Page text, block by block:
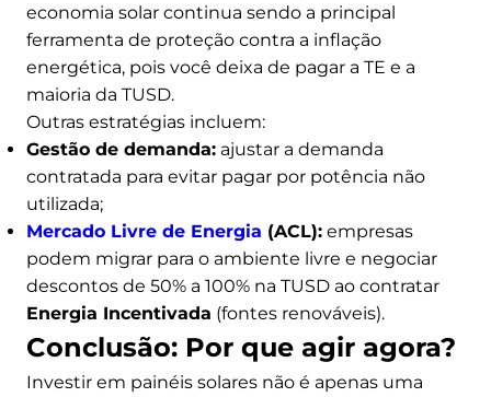
economia solar continua sendo a principal
ferramenta de proteção contra a inflação
energética, pois você deixa de pagar a TE e a
maioria da TUSD.
Outras estratégias incluem:
Gestão de demanda: ajustar a demanda
contratada para evitar pagar por potência não
utilizada;
Mercado Livre de Energia (ACL): empresas
podem migrar para o ambiente livre e negociar
descontos de 50% a 100% na TUSD ao contratar
Energia Incentivada (fontes renováveis).
Conclusão: Por que agir agora?
Investir em painéis solares não é apenas uma